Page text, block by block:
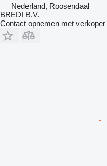
Nederland, Roosendaal
BREDI B.V.
Contact opnemen met verkoper